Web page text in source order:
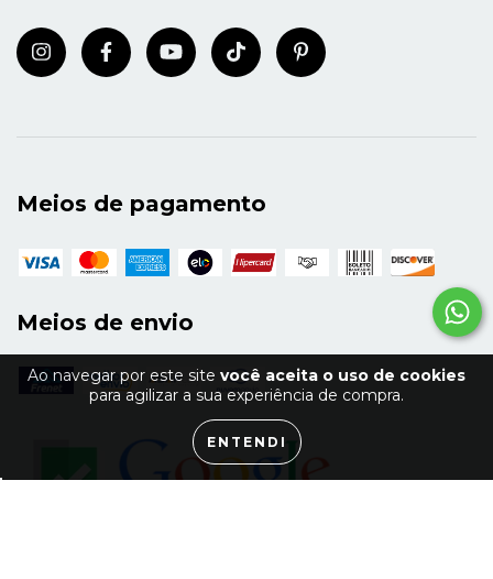
Ao navegar por este site você aceita o uso de cookies
para agilizar a sua experiência de compra.
ENTENDI
Meios de pagamento
Meios de envio